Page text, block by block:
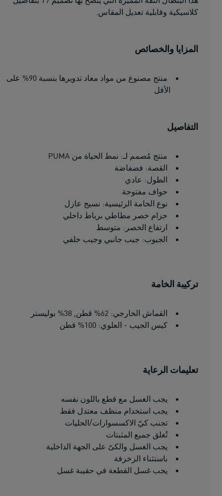
كلاسيكية وقابلية تعديل المقاس.
المزايا والخصائص
منتج مصنوع من مواد معاد تدويرها بنسبة 90% على
الأقل
التفاصيل
منتج مُصمم لـ: نمط الحياة من PUMA
القصة: فضفاضة
الطول: عادي
حواف مفتوحة
نوع الخامة الرئيسية: نسيج عازل
حزام خصر مطاطي برباط داخلي
ارتفاع الخصر: متوسط
الجيوب: جيب جانبي وجيب خلفي
تركيبة الخامة
القماش الخارجي: 62% قطن, 38% بوليستر
كيس الجيب - العلوي: 100% قطن
تعليمات الرعاية
يجب الغسل مع قطع باللون نفسه
يجب استخدام منظف معتدل فقط
تجنب كيّ الاكسسوارات/الحليات
تُغلق جميع المثبتات
يجب الغسل والكىّ على الجهة الداخلية
باستثناء الزخرفة
يجب غسل القطعة في حقيبة غسل